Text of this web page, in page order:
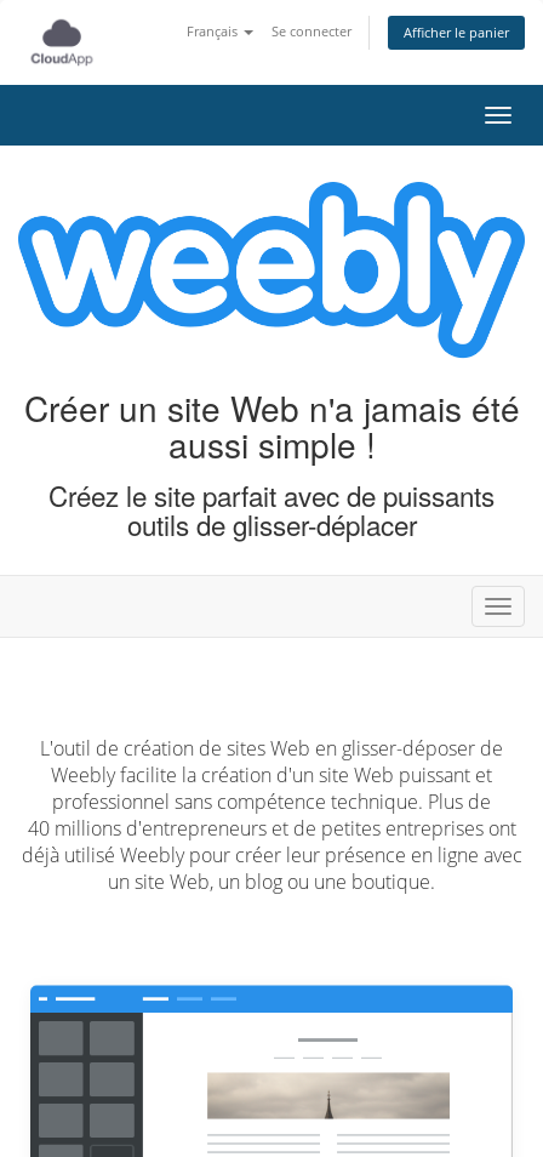
Français Se connecter Afficher le panier
Créer un site Web n'a jamais été
aussi simple !
Créez le site parfait avec de puissants
outils de glisser-déplacer
L'outil de création de sites Web en glisser-déposer de
Weebly facilite la création d'un site Web puissant et
professionnel sans compétence technique. Plus de
40 millions d'entrepreneurs et de petites entreprises ont
déjà utilisé Weebly pour créer leur présence en ligne avec
un site Web, un blog ou une boutique.